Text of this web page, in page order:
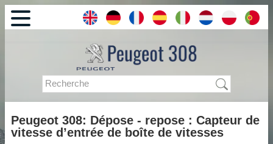
Peugeot 308: Dépose - repose : Capteur de
vitesse d’entrée de boîte de vitesses